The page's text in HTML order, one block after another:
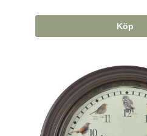
Köp